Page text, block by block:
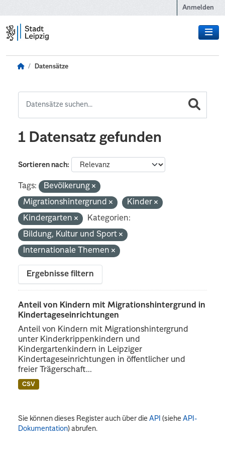
Anmelden
Datensätze
1 Datensatz gefunden
Sortieren nach
Tags:
Bevölkerung
Migrationshintergrund
Kinder
Kindergarten
Kategorien:
Bildung, Kultur und Sport
Internationale Themen
Ergebnisse filtern
Anteil von Kindern mit Migrationshintergrund in
Kindertageseinrichtungen
Anteil von Kindern mit Migrationshintergrund
unter Kinderkrippenkindern und
Kindergartenkindern in Leipziger
Kindertageseinrichtungen in öffentlicher und
freier Trägerschaft...
CSV
Sie können dieses Register auch über dieAPI (sieheAPI-
Dokumentation) abrufen.